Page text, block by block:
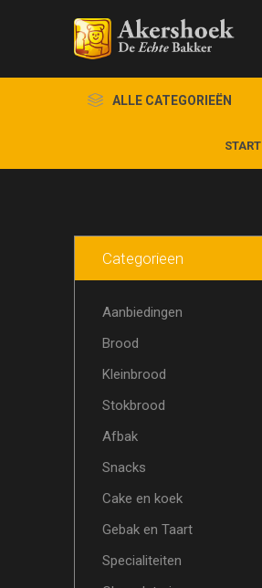
ALLE CATEGORIEËN
START
Categorieen
Aanbiedingen
Brood
Kleinbrood
Stokbrood
Afbak
Snacks
Cake en koek
Gebak en Taart
Specialiteiten